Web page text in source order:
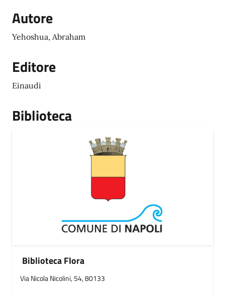
Autore
Yehoshua, Abraham
Editore
Einaudi
Biblioteca
Biblioteca Flora
Via Nicola Nicolini, 54, 80133